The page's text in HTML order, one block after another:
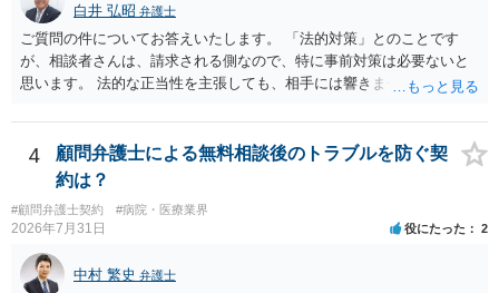
白井 弘昭 弁護士
ご質問の件についてお答えいたします。 「法的対策」とのことです
が、相談者さんは、請求される側なので、特に事前対策は必要ないと
思います。 法的な正当性を主張しても、相手には響きません。そもそ
的手段として裁判（おそらく少額訴訟）をするかどうかの問題ですの
で、訴訟を提起してきたら粛々と対応することになります。 少額訴訟
は、１人（１社）年間１０回までしかできないので、こちらが毅然と
支払いを拒否すれば、少額訴訟を提起する可能性は、低いものと思わ
れます。 ただ、裁判を東京などの遠隔地で起こされますと、対応する
だけで費用がかかりますので、難しいところです。 当事者での対応で
すと、押し負けて支払うかもと考えますので、弁護士に依頼するなど
して対応をすれば、より裁判をしてくる可能性は減りますが、当然費
4
顧問弁護士による無料相談後のトラブルを防ぐ契
約は？
#顧問弁護士契約 #病院・医療業界
2026年7月31日 役にたった 2
中村 繁史 弁護士